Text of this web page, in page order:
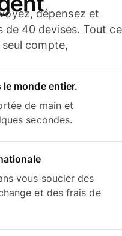
dépensez et
de 40 devises. Tout ce
compte,
monde entier.
de main et
secondes.
vous soucier des
et des frais de